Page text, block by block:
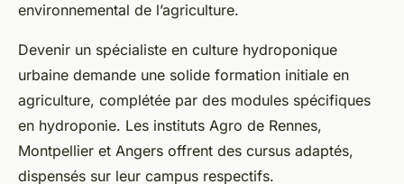
environnemental de l’agriculture.
Devenir un spécialiste en culture hydroponique
urbaine demande une solide formation initiale en
agriculture, complétée par des modules spécifiques
en hydroponie. Les instituts Agro de Rennes,
Montpellier et Angers offrent des cursus adaptés,
dispensés sur leur campus respectifs.